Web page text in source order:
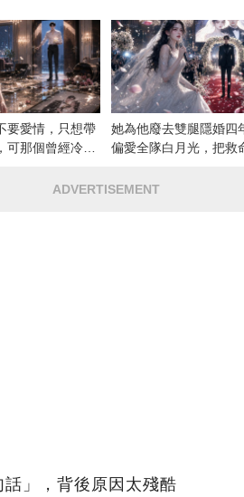
要愛情，只想帶
那個曾經冷漠
她為他廢去雙腿隱婚四
偏愛全隊白月光，把救
ADVERTISEMENT
」，背後原因太殘酷